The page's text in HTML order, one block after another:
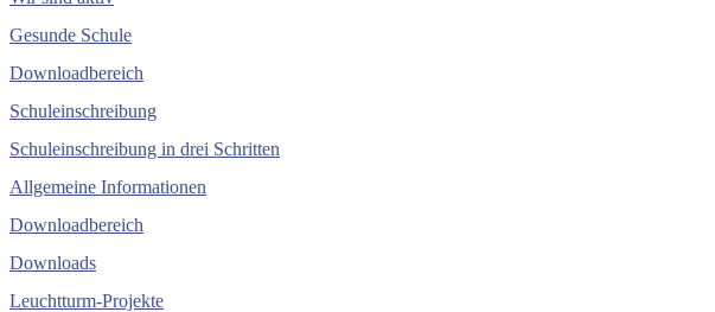
Gesunde Schule
Downloadbereich
Schuleinschreibung
Schuleinschreibung in drei Schritten
Allgemeine Informationen
Downloadbereich
Downloads
Leuchtturm-Projekte